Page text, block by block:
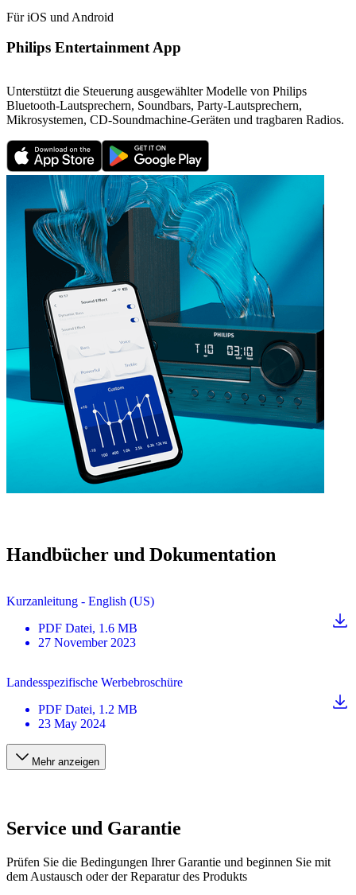
Für iOS und Android
Philips Entertainment App
Unterstützt die Steuerung ausgewählter Modelle von Philips
Bluetooth-Lautsprechern, Soundbars, Party-Lautsprechern,
Mikrosystemen, CD-Soundmachine-Geräten und tragbaren Radios.
Handbücher und Dokumentation
Kurzanleitung - English (US)
PDF Datei, 1.6 MB
27 November 2023
Landesspezifische Werbebroschüre
PDF Datei, 1.2 MB
23 May 2024
Mehr anzeigen
Service und Garantie
Prüfen Sie die Bedingungen Ihrer Garantie und beginnen Sie mit
dem Austausch oder der Reparatur des Produkts